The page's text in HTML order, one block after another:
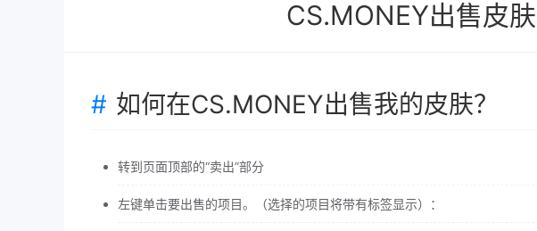
CS.MONEY出售皮
如何在CS.MONEY出售我的皮肤？
转到页面顶部的“卖出”部分
左键单击要出售的项目。（选择的项目将带有标签显示）：